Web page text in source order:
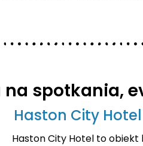
na spotkania,
Haston City Hotel
Haston City Hotel to obiekt